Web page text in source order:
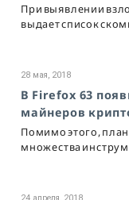
При выявлении
выдает список
28 мая, 2018
В Firefox 63
майнеров
Помимо этого,
множества